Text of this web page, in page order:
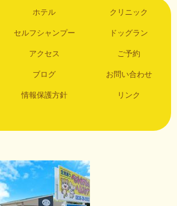
ホテル クリニック
セルフシャンプー ドッグラン
アクセス ご予約
ブログ お問い合わせ
情報保護方針 リンク